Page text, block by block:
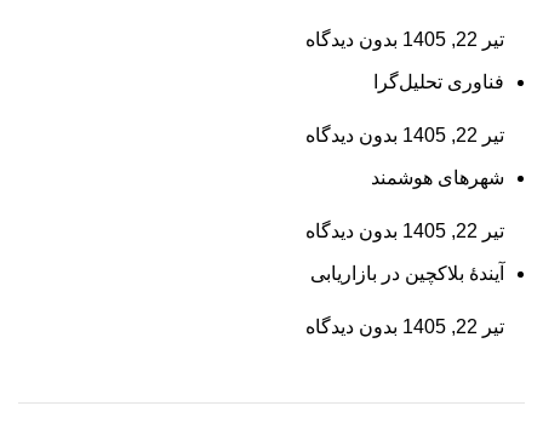
تیر 22, 1405 بدون دیدگاه
فناوری تحلیل‌گرا
تیر 22, 1405 بدون دیدگاه
شهرهای هوشمند
تیر 22, 1405 بدون دیدگاه
آیندۀ بلاکچین در بازاریابی
تیر 22, 1405 بدون دیدگاه